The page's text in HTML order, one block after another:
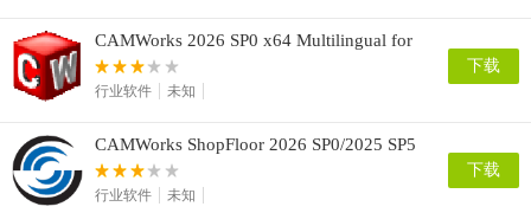
CAMWorks 2026 SP0 x64 Multilingual for
SolidWorks/Solid Edge
行业软件 未知
下载
CAMWorks ShopFloor 2026 SP0/2025 SP5
x64
行业软件 未知
下载